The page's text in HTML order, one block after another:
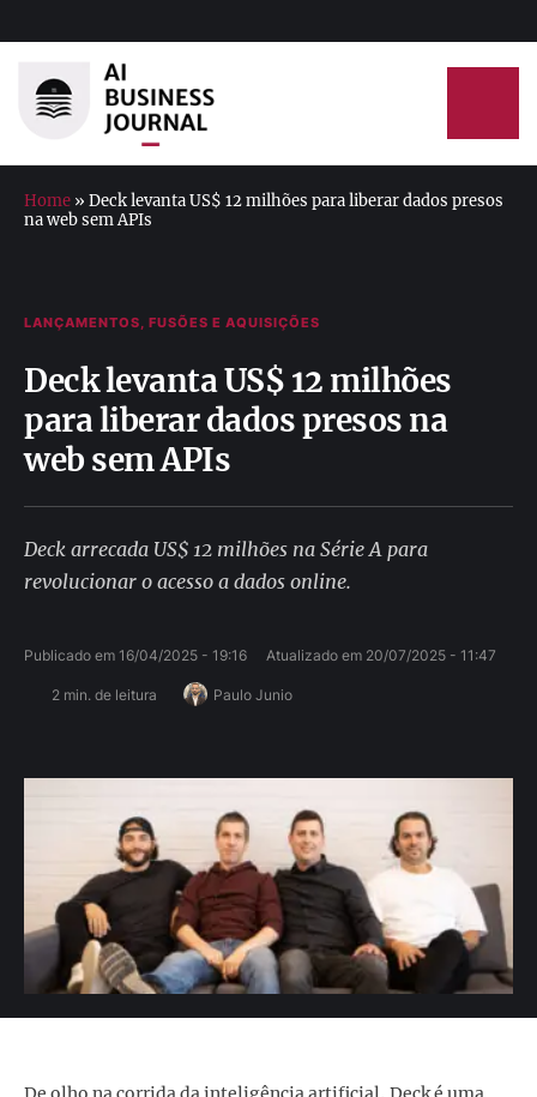
Home » Deck levanta US$ 12 milhões para liberar dados presos
na web sem APIs
LANÇAMENTOS, FUSÕES E AQUISIÇÕES
Deck levanta US$ 12 milhões
para liberar dados presos na
web sem APIs
Deck arrecada US$ 12 milhões na Série A para
revolucionar o acesso a dados online.
Publicado em 16/04/2025 - 19:16 Atualizado em 20/07/2025 - 11:47
2 min. de leitura Paulo Junio